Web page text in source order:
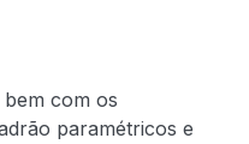
com os
paramétricos e